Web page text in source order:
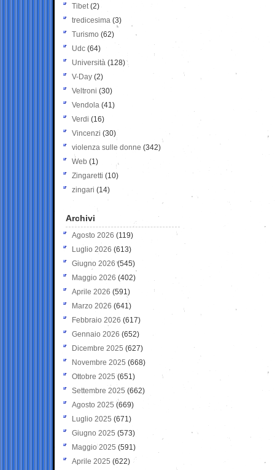
Tibet(2)
tredicesima (3)
Turismo (62)
Udc (64)
Università (128)
V-Day (2)
Veltroni (30)
Vendola (41)
Verdi (16)
Vincenzi (30)
violenza sulle donne (342)
Web (1)
Zingaretti (10)
zingari (14)
Archivi
Agosto 2026 (119)
Luglio 2026 (613)
Giugno 2026 (545)
Maggio 2026 (402)
Aprile 2026 (591)
Marzo 2026 (641)
Febbraio 2026 (617)
Gennaio 2026 (652)
Dicembre 2025 (627)
Novembre 2025 (668)
Ottobre 2025 (651)
Settembre 2025 (662)
Agosto 2025 (669)
Luglio 2025 (671)
Giugno 2025 (573)
Maggio 2025 (591)
Aprile 2025 (622)